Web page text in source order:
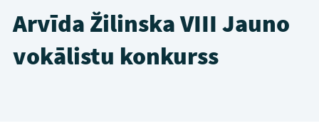
Arvīda Žilinska VIII Jauno
vokālistu konkurss